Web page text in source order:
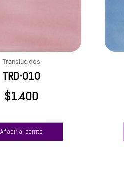
Translucidos
TRD-010
$1.400
Añadir al carrito